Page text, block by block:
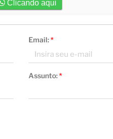
Clicando aqui
Email:*
Assunto:*